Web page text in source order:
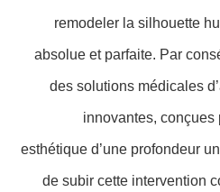
remodeler la silhouette
absolue et parfaite. Par
des solutions médicales
innovantes,
esthétique d’une profondeur
de subir cette intervention